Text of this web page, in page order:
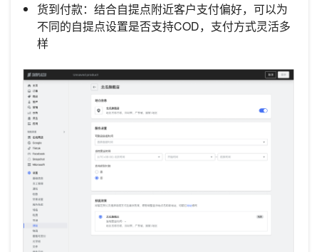
货到付款：结合自提点附近客户支付偏好，可以为
不同的自提点设置是否支持COD，支付方式灵活多
样